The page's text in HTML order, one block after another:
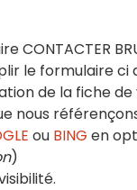
CONTACTER
le formulaire ci
de la fiche
nous
ou BING en
)